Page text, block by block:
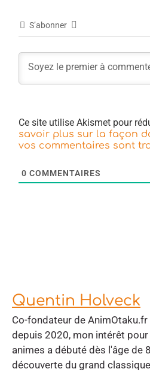
S’abonner
Ce site utilise Akismet pour
savoir plus sur la façon
vos commentaires sont
0 COMMENTAIRES
Quentin Holveck
Co-fondateur de
depuis 2020, mon intérêt
animes a débuté dès l'âge de
découverte du grand